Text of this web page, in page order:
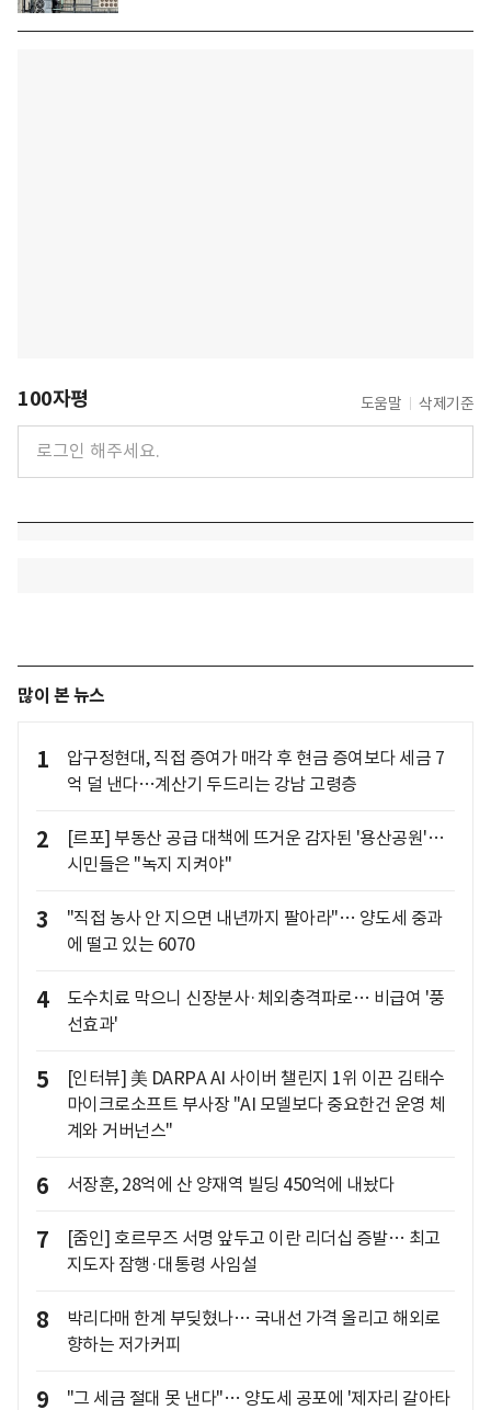
100자평 도움말 삭제기준
많이 본 뉴스
1
압구정현대, 직접 증여가 매각 후 현금 증여보다 세금 7
억 덜 낸다…계산기 두드리는 강남 고령층
2
[르포] 부동산 공급 대책에 뜨거운 감자된 '용산공원'…
시민들은 "녹지 지켜야"
3
"직접 농사 안 지으면 내년까지 팔아라"… 양도세 중과
에 떨고 있는 6070
4
도수치료 막으니 신장분사·체외충격파로… 비급여 '풍
선효과'
5
[인터뷰] 美 DARPA AI 사이버 챌린지 1위 이끈 김태수
마이크로소프트 부사장 "AI 모델보다 중요한건 운영 체
계와 거버넌스"
6 서장훈, 28억에 산 양재역 빌딩 450억에 내놨다
7
[줌인] 호르무즈 서명 앞두고 이란 리더십 증발… 최고
지도자 잠행·대통령 사임설
8
박리다매 한계 부딪혔나… 국내선 가격 올리고 해외로
향하는 저가커피
9 "그 세금 절대 못 낸다"… 양도세 공포에 '제자리 갈아타